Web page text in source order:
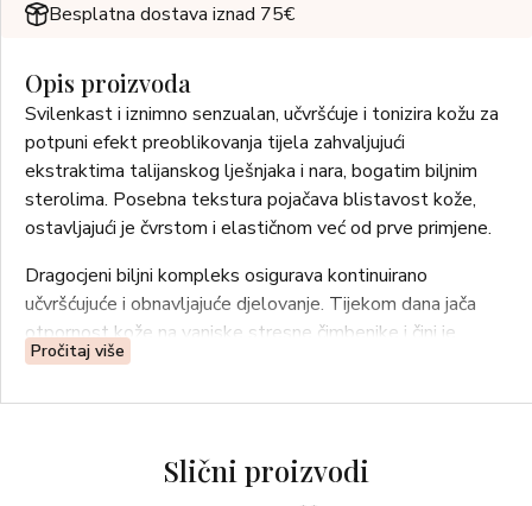
Besplatna dostava iznad 75€
Opis proizvoda
Svilenkast i iznimno senzualan, učvršćuje i tonizira kožu za
potpuni efekt preoblikovanja tijela zahvaljujući
ekstraktima talijanskog lješnjaka i nara, bogatim biljnim
sterolima. Posebna tekstura pojačava blistavost kože,
ostavljajući je čvrstom i elastičnom već od prve primjene.
Dragocjeni biljni kompleks osigurava kontinuirano
učvršćujuće i obnavljajuće djelovanje. Tijekom dana jača
otpornost kože na vanjske stresne čimbenike i čini je
čvršćom. Tijekom noći potiče procese samoobnove u
Pročitaj više
Slični proizvodi